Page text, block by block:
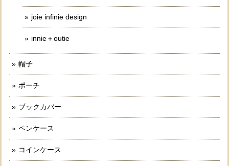
joie infinie design
innie＋outie
帽子
ポーチ
ブックカバー
ペンケース
コインケース